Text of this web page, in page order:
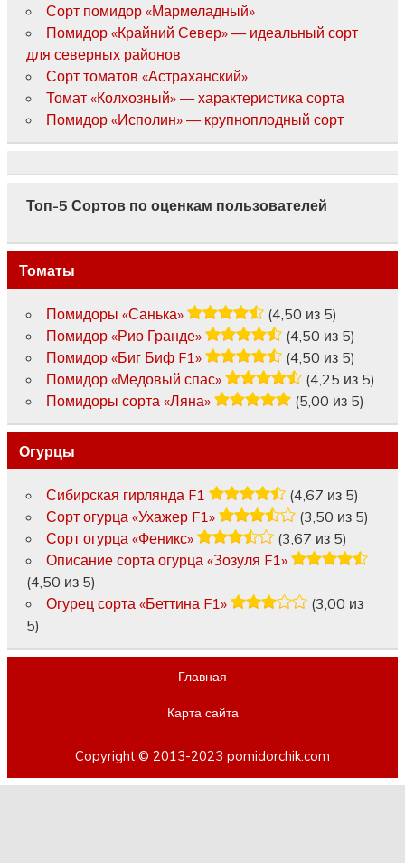
Сорт помидор «Мармеладный»
Помидор «Крайний Север» — идеальный сорт
для северных районов
Сорт томатов «Астраханский»
Томат «Колхозный» — характеристика сорта
Помидор «Исполин» — крупноплодный сорт
Топ-5 Сортов по оценкам пользователей
Томаты
Помидоры «Санька»
(4,50 из 5)
Помидор «Рио Гранде»
(4,50 из 5)
Помидор «Биг Биф F1»
(4,50 из 5)
Помидор «Медовый спас»
(4,25 из 5)
Помидоры сорта «Ляна»
(5,00 из 5)
Огурцы
Сибирская гирлянда F1
(4,67 из 5)
Сорт огурца «Ухажер F1»
(3,50 из 5)
Сорт огурца «Феникс»
(3,67 из 5)
Описание сорта огурца «Зозуля F1»
(4,50 из 5)
Огурец сорта «Беттина F1»
(3,00 из
5)
Главная
Карта сайта
Copyright © 2013-2023 pomidorchik.com